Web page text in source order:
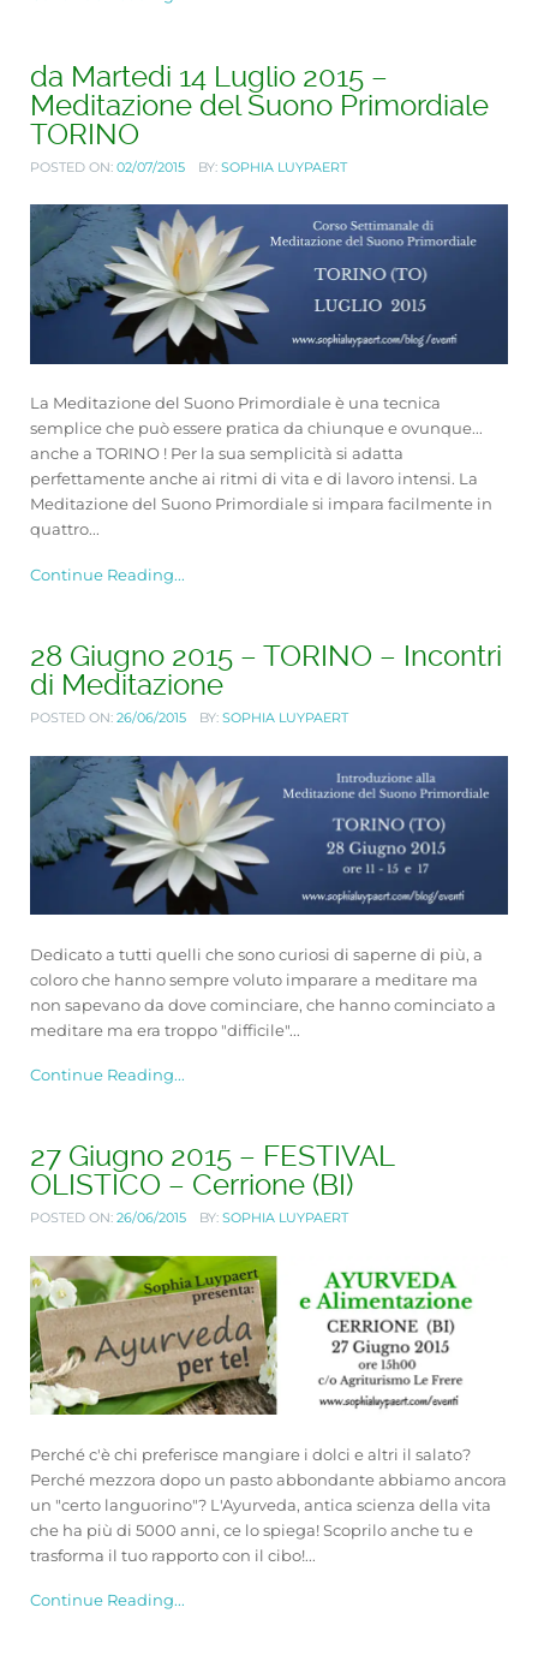
da Martedi 14 Luglio 2015 –
Meditazione del Suono Primordiale
TORINO
POSTED ON: 02/07/2015 BY: SOPHIA LUYPAERT
La Meditazione del Suono Primordiale è una tecnica
semplice che può essere pratica da chiunque e ovunque...
anche a TORINO ! Per la sua semplicità si adatta
perfettamente anche ai ritmi di vita e di lavoro intensi. La
Meditazione del Suono Primordiale si impara facilmente in
quattro...
Continue Reading...
28 Giugno 2015 – TORINO – Incontri
di Meditazione
POSTED ON: 26/06/2015 BY: SOPHIA LUYPAERT
Dedicato a tutti quelli che sono curiosi di saperne di più, a
coloro che hanno sempre voluto imparare a meditare ma
non sapevano da dove cominciare, che hanno cominciato a
meditare ma era troppo "difficile"...
Continue Reading...
27 Giugno 2015 – FESTIVAL
OLISTICO – Cerrione (BI)
POSTED ON: 26/06/2015 BY: SOPHIA LUYPAERT
Perché c'è chi preferisce mangiare i dolci e altri il salato?
Perché mezzora dopo un pasto abbondante abbiamo ancora
un "certo languorino"? L'Ayurveda, antica scienza della vita
che ha più di 5000 anni, ce lo spiega! Scoprilo anche tu e
trasforma il tuo rapporto con il cibo!...
Continue Reading...